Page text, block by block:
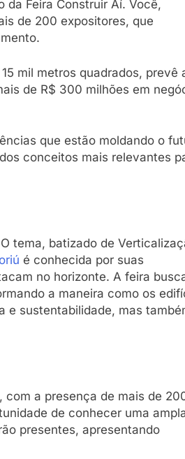
Feira Construir Aí. Você,
de 200 expositores, que
mil metros quadrados, prevê
de R$ 300 milhões em
que estão moldando o
conceitos mais relevantes
tema, batizado de
é conhecida por suas
no horizonte. A feira
a maneira como os
e sustentabilidade, mas
com a presença de mais de
de conhecer uma
presentes, apresentando